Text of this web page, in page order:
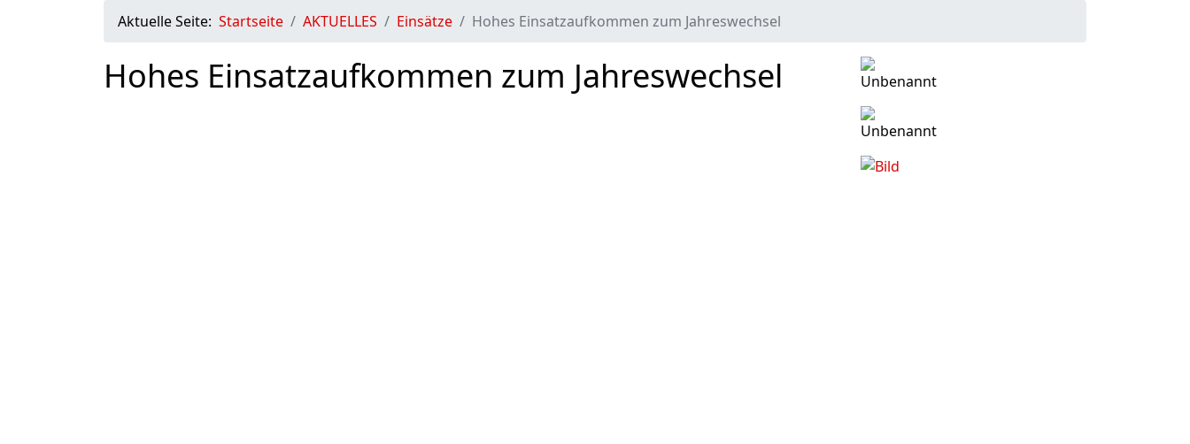
Aktuelle Seite: Startseite AKTUELLES Einsätze Hohes Einsatzaufkommen zum Jahreswechsel
Hohes Einsatzaufkommen zum Jahreswechsel